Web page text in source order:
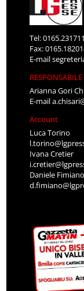
Tel: 0165.231711
Fax:
E-mail
Arianna Gori
E-mail
Account
Luca Torino
Ivana Cretier
Daniele Fimiano